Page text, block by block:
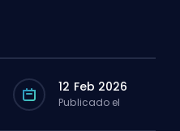
12 Feb 2026
Publicado el